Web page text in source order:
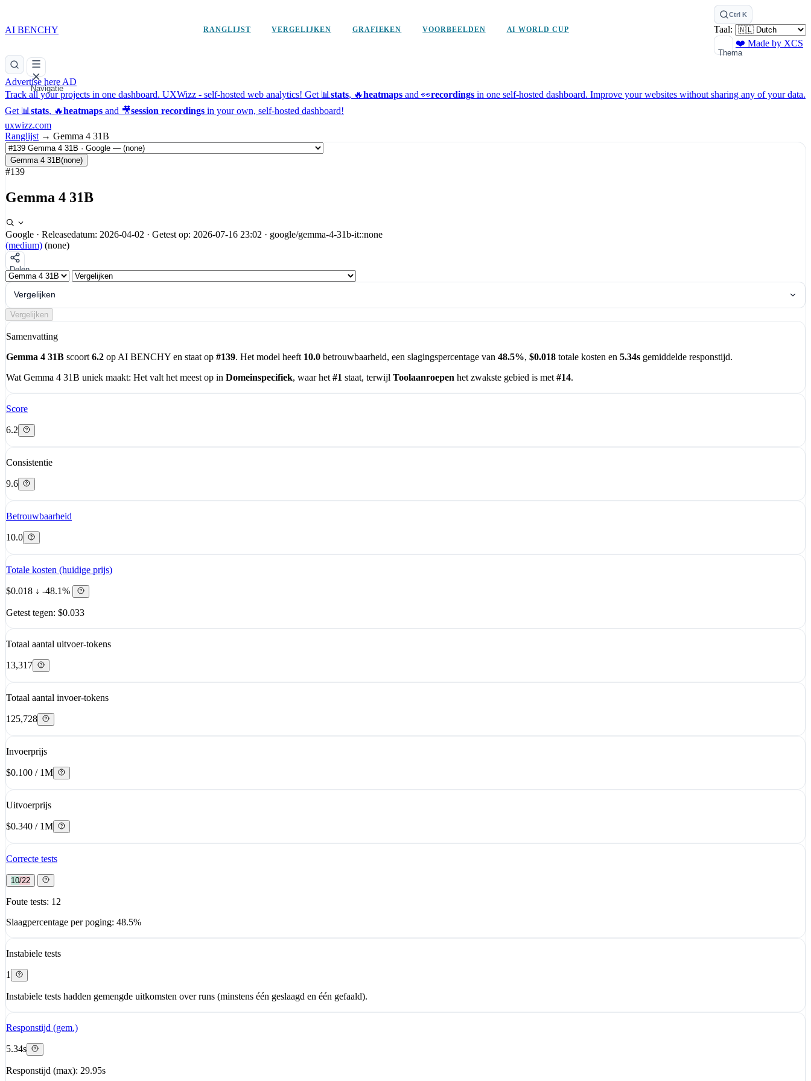
AI BENCHY RANGLIJST VERGELIJKEN GRAFIEKEN VOORBEELDEN AI WORLD CUP
Ctrl K
Taal:
Thema
❤️ Made by XCS
Navigatie
Advertise here AD
Track all your projects in one dashboard. UXWizz - self-hosted web analytics! Get 📊 stats, 🔥heatmaps and 👀recordings in one self-hosted dashboard. Improve your websites without sharing any of your data.
Get 📊 stats, 🔥heatmaps and 🎥session recordings in your own, self-hosted dashboard!
uxwizz.com
Ranglijst → Gemma 4 31B
Gemma 4 31B(none)
#139
Gemma 4 31B
Google · Releasedatum: 2026-04-02 · Getest op: 2026-07-16 23:02 · google/gemma-4-31b-it::none
(medium) (none)
Delen
Vergelijken
Vergelijken
Samenvatting
Gemma 4 31B scoort 6.2 op AI BENCHY en staat op #139. Het model heeft 10.0 betrouwbaarheid, een slagingspercentage van 48.5%, $0.018 totale kosten en 5.34s gemiddelde responstijd.
Wat Gemma 4 31B uniek maakt: Het valt het meest op in Domeinspecifiek, waar het #1 staat, terwijl Toolaanroepen het zwakste gebied is met #14.
Score
6.2
Consistentie
9.6
Betrouwbaarheid
10.0
Totale kosten (huidige prijs)
$0.018 ↓ -48.1%
Getest tegen: $0.033
Totaal aantal uitvoer-tokens
13,317
Totaal aantal invoer-tokens
125,728
Invoerprijs
$0.100 / 1M
Uitvoerprijs
$0.340 / 1M
Correcte tests
10/22
Foute tests: 12
Slaagpercentage per poging: 48.5%
Instabiele tests
1
Instabiele tests hadden gemengde uitkomsten over runs (minstens één geslaagd en één gefaald).
Responstijd (gem.)
5.34s
Responstijd (max): 29.95s